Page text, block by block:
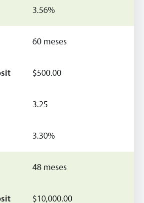
3.56%
60 meses
$500.00
3.25
3.30%
48 meses
$10,000.00